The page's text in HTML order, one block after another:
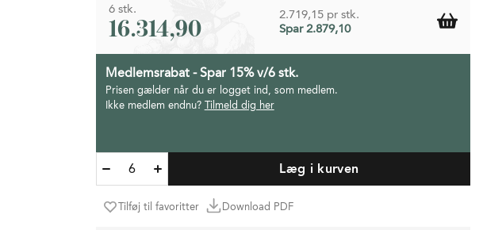
6 stk.
16.314,90
2.719,15 pr stk.
Spar 2.879,10
Medlemsrabat - Spar 15% v/6 stk.
Prisen gælder når du er logget ind, som medlem.
Ikke medlem endnu? Tilmeld dig her
Læg i kurven
Tilføj til favoritter Download PDF